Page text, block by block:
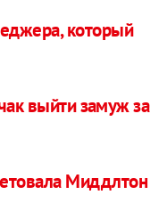
который
выйти замуж за
Миддлтон